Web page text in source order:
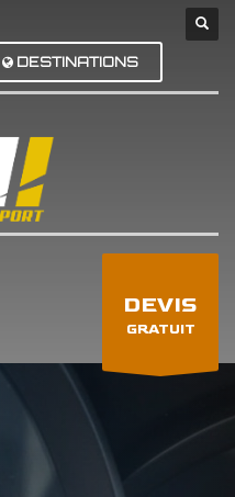
DESTINATIONS
DEVIS
GRATUIT